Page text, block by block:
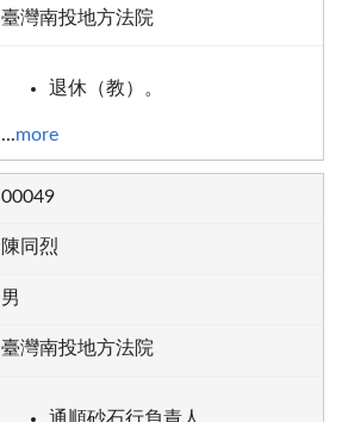
臺灣南投地方法院
退休（教）。
...more
00049
陳同烈
男
臺灣南投地方法院